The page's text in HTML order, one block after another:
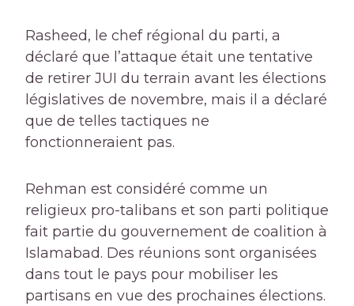
Rasheed, le chef régional du parti, a
déclaré que l’attaque était une tentative
de retirer JUI du terrain avant les élections
législatives de novembre, mais il a déclaré
que de telles tactiques ne
fonctionneraient pas.
Rehman est considéré comme un
religieux pro-talibans et son parti politique
fait partie du gouvernement de coalition à
Islamabad. Des réunions sont organisées
dans tout le pays pour mobiliser les
partisans en vue des prochaines élections.